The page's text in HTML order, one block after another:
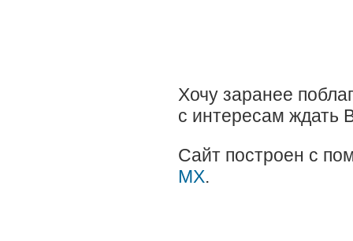
Хочу заранее
с интересам ждать
Сайт построен с
MX.